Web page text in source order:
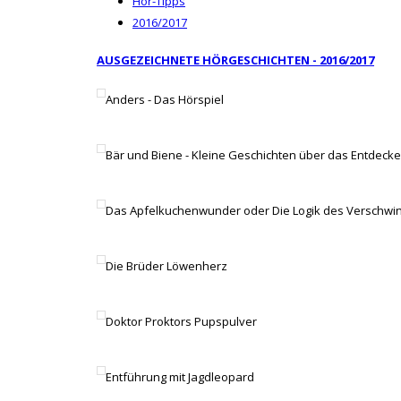
2016/2017
AUSGEZEICHNETE HÖRGESCHICHTEN - 2016/2017
Anders - Das Hörspiel
Bär und Biene - Kleine Geschichten über das
Das Apfelkuchenwunder oder Die Logik des
Die Brüder Löwenherz
Doktor Proktors Pupspulver
Entführung mit Jagdleopard